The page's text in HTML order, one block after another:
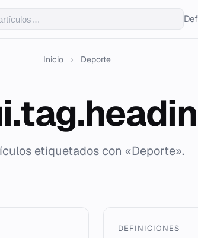
Inicio › Deporte
etiquetados con «Deporte».
DEFINICIONES